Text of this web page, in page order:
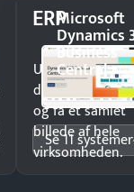
ERPMicrosoft
Dynamics
Business
Central
Undgå
og få ét samlet
billede af hele
virksomheden.
Se 11 systemer